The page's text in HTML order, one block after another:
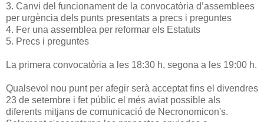
3. Canvi del funcionament de la convocatòria d’assemblees
per urgència dels punts presentats a precs i preguntes
4. Fer una assemblea per reformar els Estatuts
5. Precs i preguntes
La primera convocatòria a les 18:30 h, segona a les 19:00 h.
Qualsevol nou punt per afegir serà acceptat fins el divendres
23 de setembre i fet públic el més aviat possible als
diferents mitjans de comunicació de Necronomicon's.